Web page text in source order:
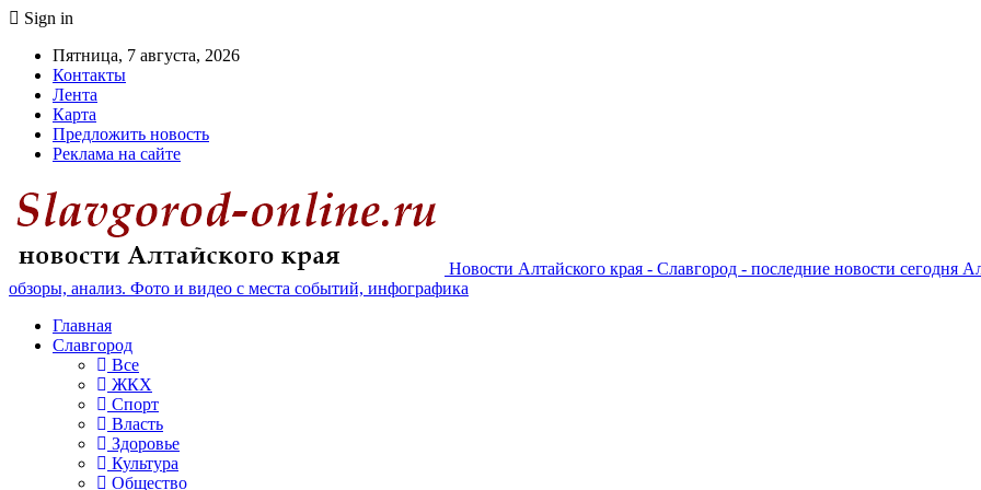
Sign in
Пятница, 7 августа, 2026
Контакты
Лента
Карта
Предложить новость
Реклама на сайте
Новости Алтайского края - Славгород - последние новости сегодня
обзоры, анализ. Фото и видео с места событий, инфографика
Главная
Славгород
Все
ЖКХ
Спорт
Власть
Здоровье
Культура
Общество